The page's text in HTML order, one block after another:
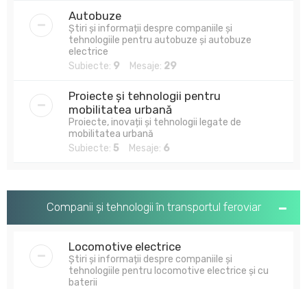
Autobuze
Știri și informații despre companiile și
tehnologiile pentru autobuze și autobuze
electrice
Subiecte: 9 Mesaje: 29
Proiecte și tehnologii pentru
mobilitatea urbană
Proiecte, inovații și tehnologii legate de
mobilitatea urbană
Subiecte: 5 Mesaje: 6
Companii și tehnologii în transportul feroviar
Locomotive electrice
Știri și informații despre companiile și
tehnologiile pentru locomotive electrice și cu
baterii